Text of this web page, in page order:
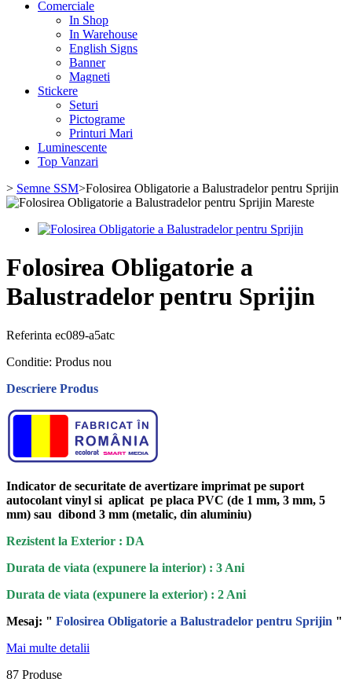
Comerciale
In Shop
In Warehouse
English Signs
Banner
Magneti
Stickere
Seturi
Pictograme
Printuri Mari
Luminescente
Top Vanzari
> Semne SSM>Folosirea Obligatorie a Balustradelor pentru Sprijin
Mareste
Folosirea Obligatorie a
Balustradelor pentru Sprijin
Referinta ec089-a5atc
Conditie: Produs nou
Descriere Produs
Indicator de securitate de avertizare imprimat pe suport
autocolant vinyl si aplicat pe placa PVC (de 1 mm, 3 mm, 5
mm) sau dibond 3 mm (metalic, din aluminiu)
Rezistent la Exterior : DA
Durata de viata (expunere la interior) : 3 Ani
Durata de viata (expunere la exterior) : 2 Ani
Mesaj: " Folosirea Obligatorie a Balustradelor pentru Sprijin "
Mai multe detalii
87 Produse